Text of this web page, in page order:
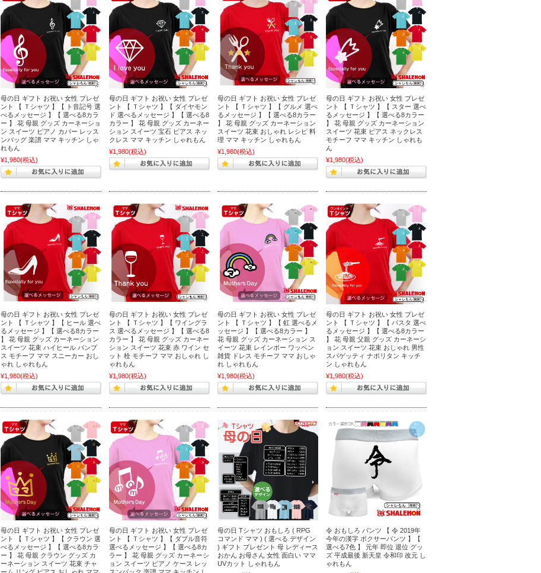
母の日 ギフト お祝い 女性 プレゼ
ント 【 Ｔシャツ 】【 ト音記号 選
べるメッセージ 】【 選べる8カラ
ー 】 花 母親 グッズ カーネーショ
ン スイーツ ピアノ カバー レッス
ンバッグ 楽譜 ママ キッチン しゃ
れもん
¥1,980(税込)
母の日 ギフト お祝い 女性 プレゼ
ント 【 Ｔシャツ 】【 ダイヤモン
ド 選べるメッセージ 】【 選べる8
カラー 】 花 母親 グッズ カーネー
ション スイーツ 宝石 ピアス ネッ
クレス ママ キッチン しゃれもん
¥1,980(税込)
母の日 ギフト お祝い 女性 プレゼ
ント 【 Ｔシャツ 】【 グルメ 選べ
るメッセージ 】【 選べる8カラー
】 花 母親 グッズ カーネーション
スイーツ 花束 おしゃれ レシピ 料
理 ママ キッチン しゃれもん
¥1,980(税込)
母の日 ギフト お祝い 女性 プレゼ
ント 【 Ｔシャツ 】【 スター 選べ
るメッセージ 】【 選べる8カラー
】 花 母親 グッズ カーネーション
スイーツ 花束 ピアス ネックレス
モチーフ ママ キッチン しゃれも
ん
¥1,980(税込)
母の日 ギフト お祝い 女性 プレゼ
ント 【 Ｔシャツ 】【 ヒール 選べ
るメッセージ 】【 選べる8カラー
】 花 母親 グッズ カーネーション
スイーツ 花束 ハイヒール パンプ
ス モチーフ ママ スニーカー おし
ゃれ しゃれもん
¥1,980(税込)
母の日 ギフト お祝い 女性 プレゼ
ント 【 Ｔシャツ 】【 ワイングラ
ス 選べるメッセージ 】【 選べる8
カラー 】 花 母親 グッズ カーネー
ション スイーツ 花束 赤 ワイン セ
ット 栓 モチーフ ママ おしゃれ し
ゃれもん
¥1,980(税込)
母の日 ギフト お祝い 女性 プレゼ
ント 【 Ｔシャツ 】【 虹 選べるメ
ッセージ 】【 選べる8カラー 】
花 母親 グッズ カーネーション ス
イーツ 花束 レインボー ワッペン
雑貨 ドレス モチーフ ママ おしゃ
れ しゃれもん
¥1,980(税込)
母の日 ギフト お祝い 女性 プレゼ
ント 【 Ｔシャツ 】【 パスタ 選べ
るメッセージ 】【 選べる8カラー
】 花 母親 父親 グッズ カーネーシ
ョン スイーツ 花束 おしゃれ 男性
スパゲッティ ナポリタン キッチ
ン しゃれもん
¥1,980(税込)
母の日 ギフト お祝い 女性 プレゼ
ント 【 Ｔシャツ 】【 クラウン 選
べるメッセージ 】【 選べる8カラ
ー 】 花 母親 クラウン グッズ カ
ーネーション スイーツ 花束 チャ
母の日 ギフト お祝い 女性 プレゼ
ント 【 Ｔシャツ 】【 ダブル音符
選べるメッセージ 】【 選べる8カ
ラー 】 花 母親 グッズ カーネーシ
ョン スイーツ ピアノ ケース レッ
母の日 Tシャツ おもしろ ( RPG
コマンド ママ ) ( 選べる デザイン
) ギフト プレゼント 母 レディース
おかん お母さん 女性 面白い ママ
UVカット しゃれもん
令 おもしろ パンツ 【 令 2019年
今年の漢字 ボクサーパンツ 】【
選べる7色 】 元年 即位 退位 グッ
ズ 平成最後 新天皇 令和印 改元 し
ゃれもん